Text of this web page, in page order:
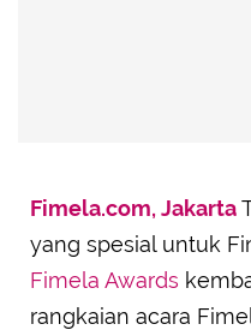
Fimela.com, Jakarta
yang spesial untuk
Fimela Awards
rangkaian acara